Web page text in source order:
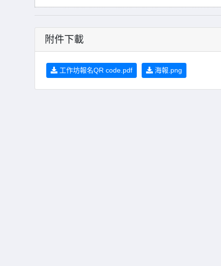
附件下載
工作坊報名QR code.pdf 海報.png